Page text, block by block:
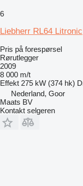
6
Liebherr RL64 Litronic
Pris på forespørsel
Rørutlegger
2009
8 000 m/t
Effekt 275 kW (374 hk)
Nederland, Goor
Maats BV
Kontakt selgeren